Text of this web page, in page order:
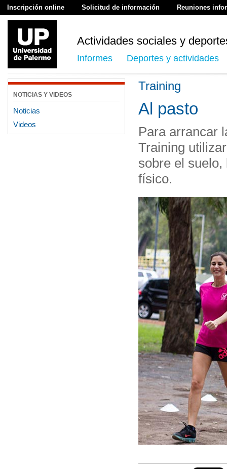
Inscripción online Solicitud de información Reuniones
Actividades sociales y
Informes Deportes y actividades
NOTICIAS Y VIDEOS
Noticias
Videos
Training
Al pasto
Para arrancar
Training
sobre el
físico.